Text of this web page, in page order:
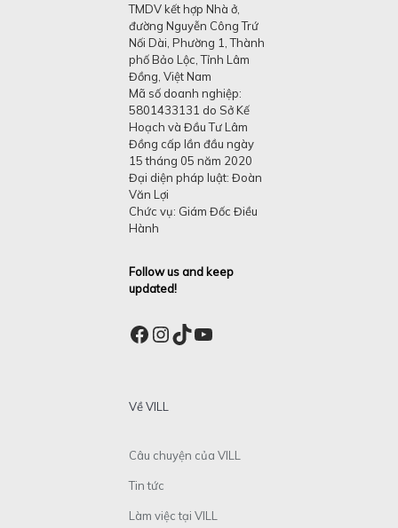
TMDV kết hợp Nhà ở,
đường Nguyễn Công Trứ
Nối Dài, Phường 1, Thành
phố Bảo Lộc, Tỉnh Lâm
Đồng, Việt Nam
Mã số doanh nghiệp:
5801433131 do Sở Kế
Hoạch và Đầu Tư Lâm
Đồng cấp lần đầu ngày
15 tháng 05 năm 2020
Đại diện pháp luật: Đoàn
Văn Lợi
Chức vụ: Giám Đốc Điều
Hành
Follow us and keep
updated!
Facebook
Instagram
TikTok
YouTube
Về VILL
Câu chuyện của VILL
Tin tức
Làm việc tại VILL